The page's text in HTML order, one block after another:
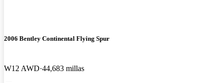
2006 Bentley Continental Flying Spur
W12 AWD 44,683 millas